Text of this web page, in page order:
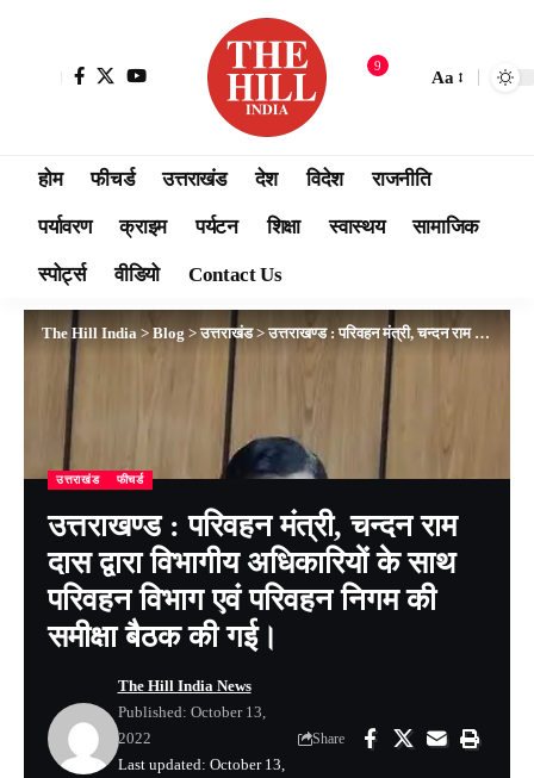
9
Aa
होम फीचर्ड उत्तराखंड देश विदेश राजनीति
पर्यावरण क्राइम पर्यटन शिक्षा स्वास्थय सामाजिक
स्पोर्ट्स वीडियो Contact Us
The Hill India > Blog >उत्तराखंड>उत्तराखण्ड : परिवहन मंत्री, चन्दन राम दास द्वारा विभागीय अधिकारियों के साथ परिवहन विभाग एवं परिवहन निगम की समीक्षा बैठक की गई।
उत्तराखंड फीचर्ड
उत्तराखण्ड : परिवहन मंत्री, चन्दन राम
दास द्वारा विभागीय अधिकारियों के साथ
परिवहन विभाग एवं परिवहन निगम की
समीक्षा बैठक की गई।
Last updated: October 13,
The Hill India News
Published: October 13,
2022
Share